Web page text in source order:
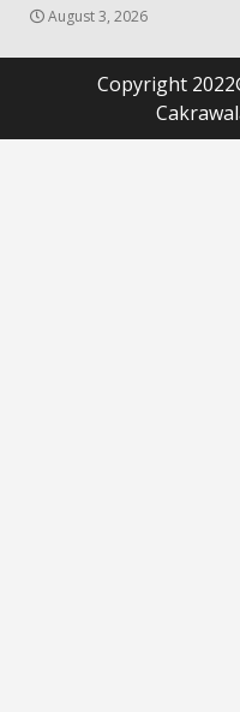
August 3, 2026
Copyright